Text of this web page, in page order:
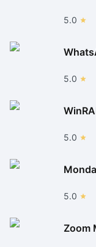
5.0
5.0
5.0
5.0
Zoom